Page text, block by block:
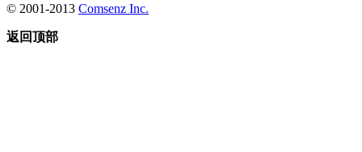
© 2001-2013 Comsenz Inc.
返回顶部